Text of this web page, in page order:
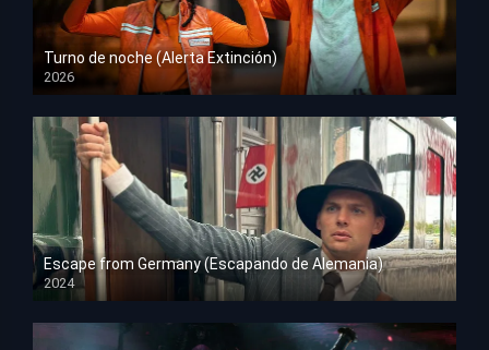
Turno de noche (Alerta Extinción)
2026
HD 1080p
Escape from Germany (Escapando de Alemania)
2024
HD 1080p